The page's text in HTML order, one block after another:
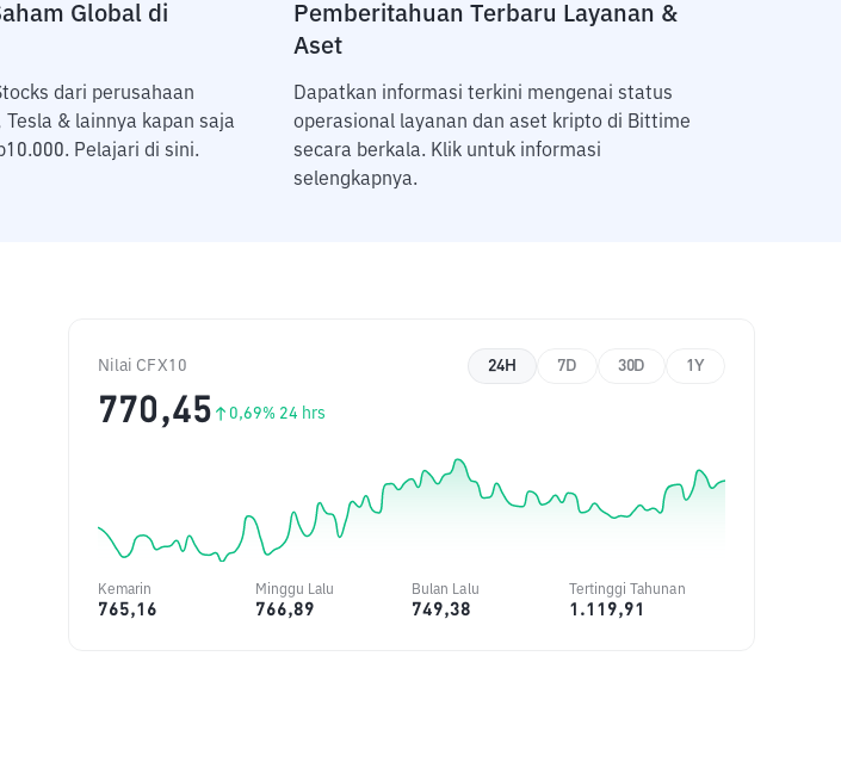
Global di
dari perusahaan
& lainnya kapan saja
Pelajari di sini.
Pemberitahuan Terbaru Layanan &
Aset
Dapatkan informasi terkini mengenai status
operasional layanan dan aset kripto di Bittime
secara berkala. Klik untuk informasi
selengkapnya.
Nilai CFX10 24H 7D 30D 1Y
770,45 0,69% 24 hrs
Kemarin
765,16
Minggu Lalu
766,89
Bulan Lalu
749,38
Tertinggi Tahunan
1.119,91